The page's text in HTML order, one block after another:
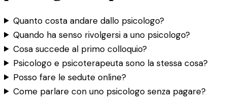
Quanto costa andare dallo psicologo?
Quando ha senso rivolgersi a uno psicologo?
Cosa succede al primo colloquio?
Psicologo e psicoterapeuta sono la stessa cosa?
Posso fare le sedute online?
Come parlare con uno psicologo senza pagare?